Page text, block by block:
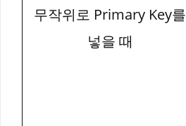
무작위로 Primary Key를
넣을 때